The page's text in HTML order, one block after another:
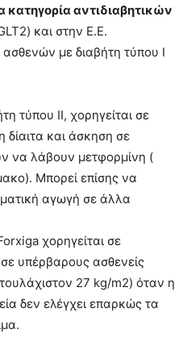
κατηγορία αντιδιαβητικών
και στην Ε.Ε.
ασθενών με διαβήτη τύπου Ι
τύπου ΙΙ, χορηγείται σε
και άσκηση σε
να λάβουν μετφορμίνη (
Μπορεί επίσης να
αγωγή σε άλλα
χορηγείται σε
υπέρβαρους ασθενείς
27 kg/m2) όταν η
δεν ελέγχει επαρκώς τα